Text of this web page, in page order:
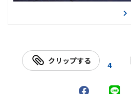
クリップする 4